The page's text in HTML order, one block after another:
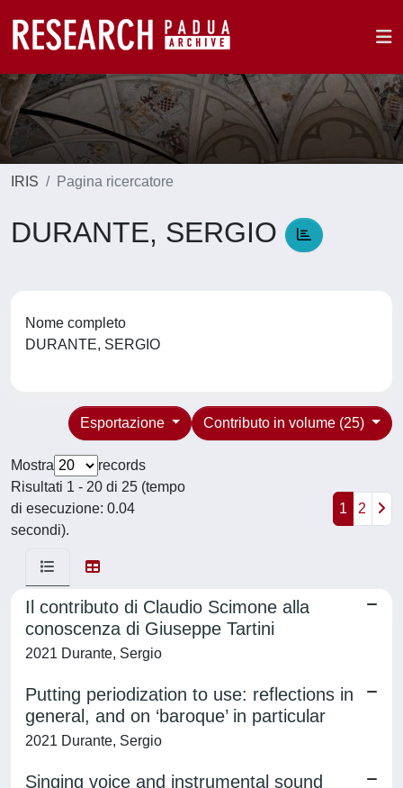
IRIS Pagina ricercatore
DURANTE, SERGIO
Nome completo
DURANTE, SERGIO
Contributo in volume (25)
Esportazione
Mostra
records
Risultati 1 - 20 di 25 (tempo
di esecuzione: 0.04
secondi).
1 2
Il contributo di Claudio Scimone alla
conoscenza di Giuseppe Tartini
2021 Durante, Sergio
Putting periodization to use: reflections in
general, and on ‘baroque’ in particular
2021 Durante, Sergio
Singing voice and instrumental sound